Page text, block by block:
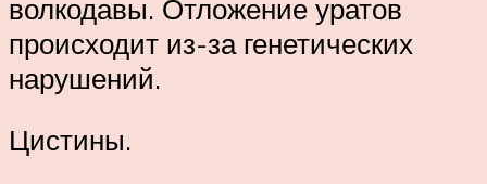
волкодавы. Отложение уратов
происходит из-за генетических
нарушений.
Цистины.